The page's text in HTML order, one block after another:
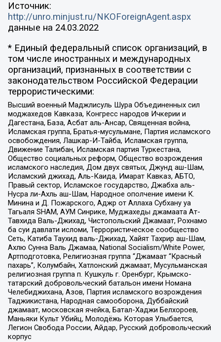
Источник:
http://unro.minjust.ru/NKOForeignAgent.aspx
данные на 24.03.2022
* Единый федеральный список организаций, в
том числе иностранных и международных
организаций, признанных в соответствии с
законодательством Российской Федерации
террористическими:
Высший военный Маджлисуль Шура Объединенных сил
моджахедов Кавказа, Конгресс народов Ичкерии и
Дагестана, База, Асбат аль-Ансар, Священная война,
Исламская группа, Братья-мусульмане, Партия исламского
освобождения, Лашкар-И-Тайба, Исламская группа,
Движение Талибан, Исламская партия Туркестана,
Общество социальных реформ, Общество возрождения
исламского наследия, Дом двух святых, Джунд аш-Шам,
Исламский джихад, Аль-Каида, Имарат Кавказ, АБТО,
Правый сектор, Исламское государство, Джабха аль-
Нусра ли-Ахль аш-Шам, Народное ополчение имени К.
Минина и Д. Пожарского, Аджр от Аллаха Субхану уа
Тагьаля SHAM, АУМ Синрике, Муджахеды джамаата Ат-
Тавхида Валь-Джихад, Чистопольский Джамаат, Рохнамо
ба суи давлати исломи, Террористическое сообщество
Сеть, Катиба Таухид валь-Джихад, Хайят Тахрир аш-Шам,
Ахлю Сунна Валь Джамаа, National Socialism/White Power,
Артподготовка, Религиозная группа “Джамаат “Красный
пахарь”, Колумбайн, Хатлонский джамаат, Мусульманская
религиозная группа п. Кушкуль г. Оренбург, Крымско-
татарский добровольческий батальон имени Номана
Челебиджихана, Азов, Партия исламского возрождения
Таджикистана, Народная самооборона, Дуббайский
джамаат, московская ячейка, Батал-Хаджи Белхороев,
Маньяки Культ Убийц, Молодёжь Которая Улыбается,
Легион Свобода России, Айдар, Русский добровольческий
корпус